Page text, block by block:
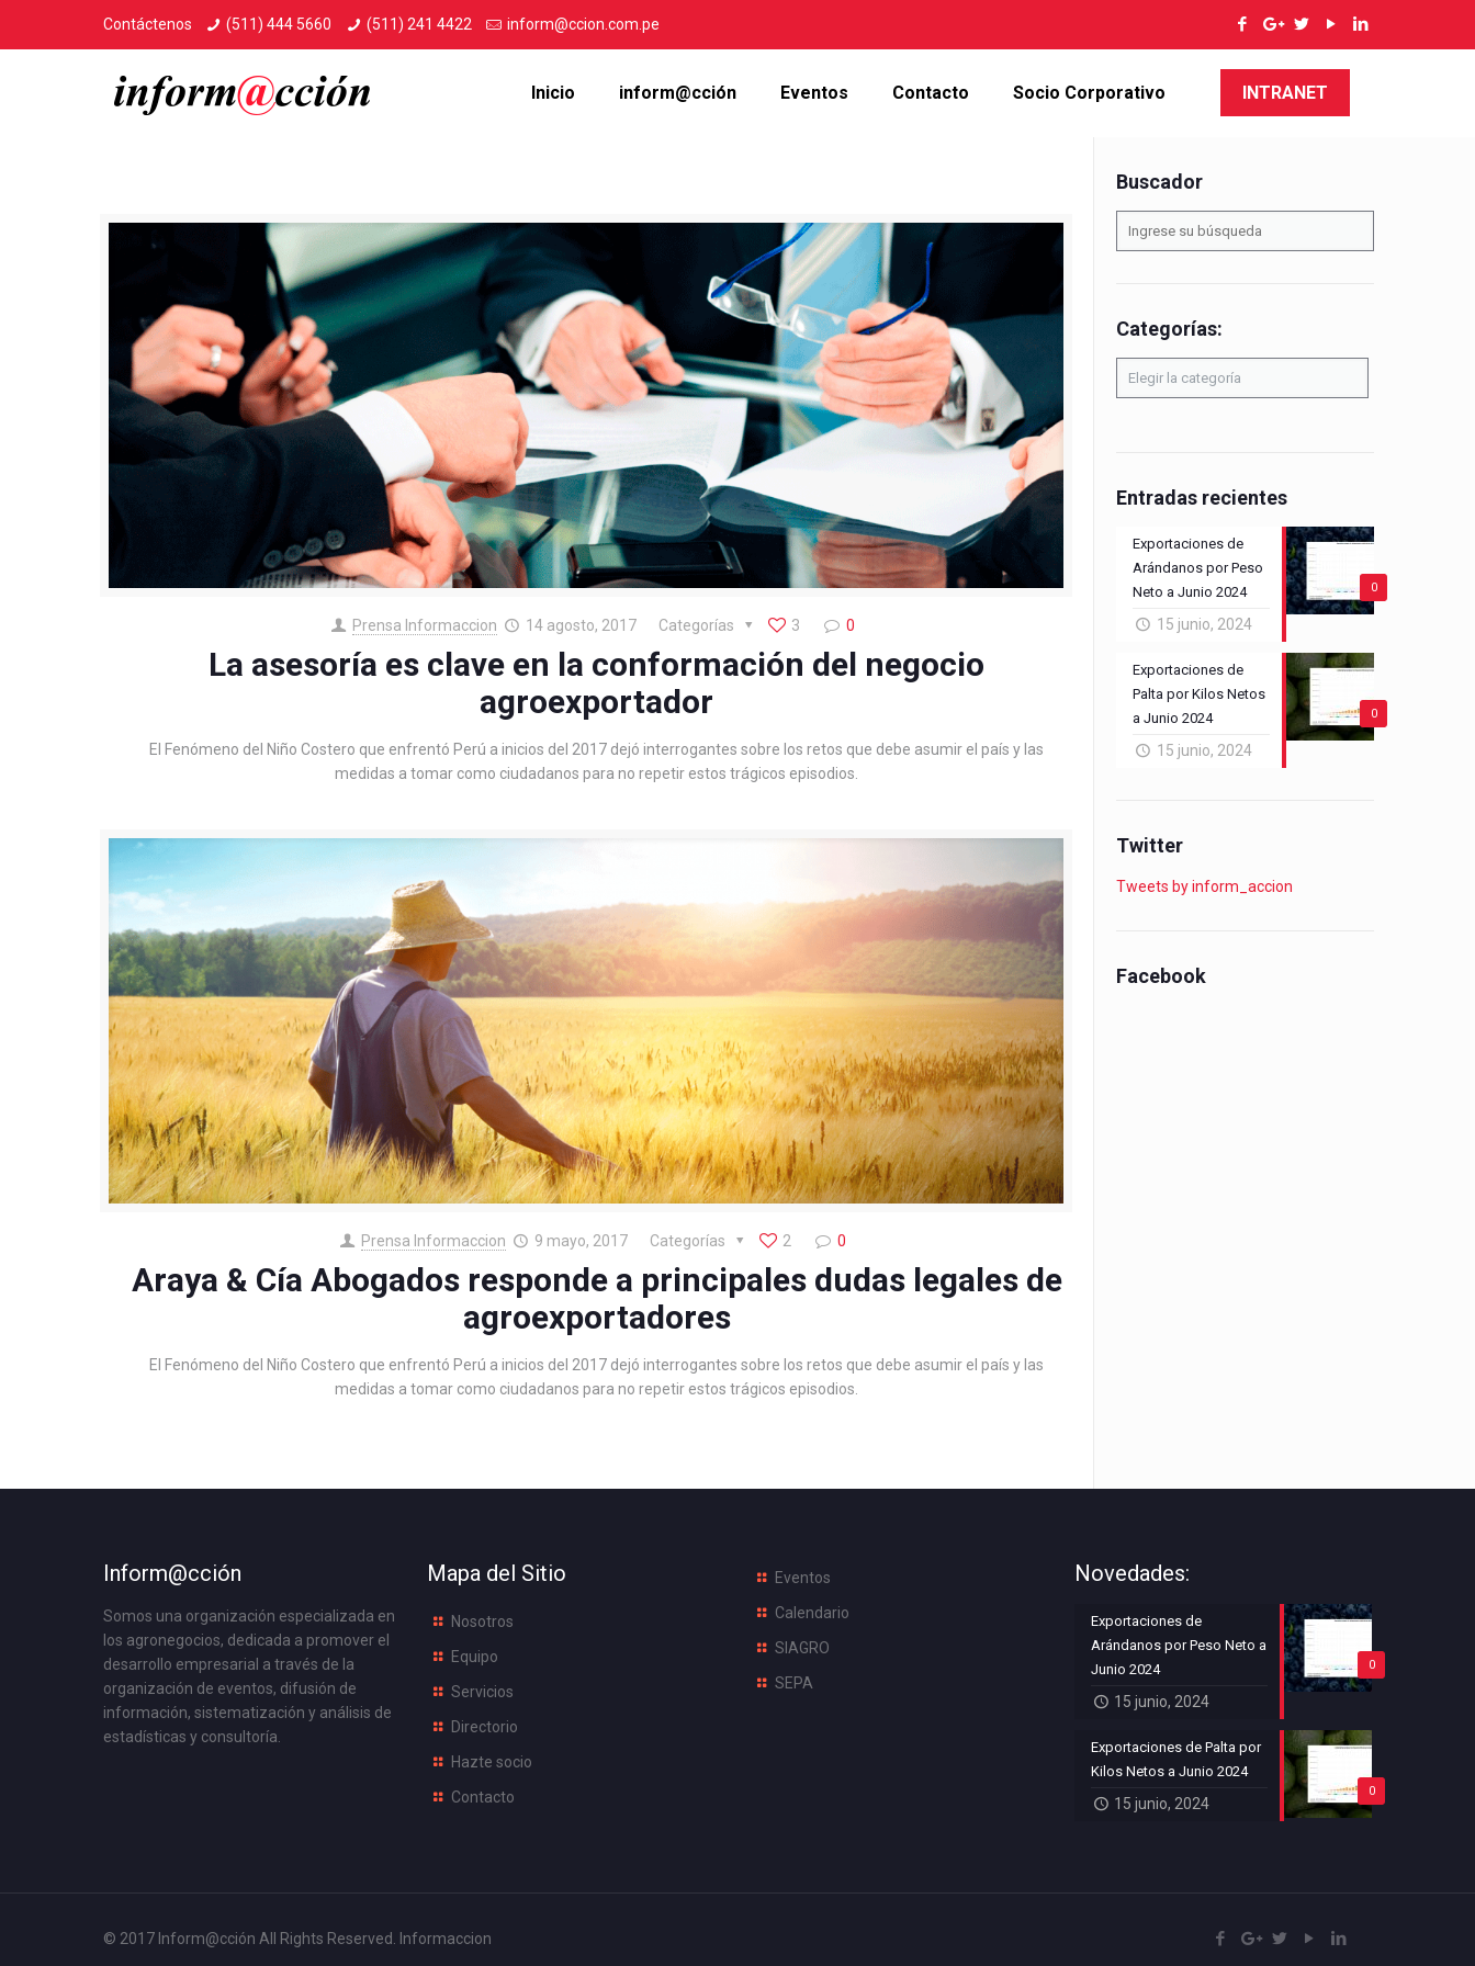
Contáctenos (511) 444 5660 (511) 241 4422 inform@ccion.com.pe
Inicio inform@cción Eventos Contacto Socio Corporativo INTRANET
Prensa Informaccion 14 agosto, 2017 Categorías 3 0
La asesoría es clave en la conformación del negocio
agroexportador
El Fenómeno del Niño Costero que enfrentó Perú a inicios del 2017 dejó interrogantes sobre los retos que debe asumir el país y las
medidas a tomar como ciudadanos para no repetir estos trágicos episodios.
Prensa Informaccion 9 mayo, 2017 Categorías 2 0
Araya & Cía Abogados responde a principales dudas legales de
agroexportadores
El Fenómeno del Niño Costero que enfrentó Perú a inicios del 2017 dejó interrogantes sobre los retos que debe asumir el país y las
medidas a tomar como ciudadanos para no repetir estos trágicos episodios.
Buscador
Categorías:
Categorías:
Entradas recientes
0
Exportaciones de
Arándanos por Peso
Neto a Junio 2024
15 junio, 2024
0
Exportaciones de
Palta por Kilos Netos
a Junio 2024
15 junio, 2024
Twitter
Tweets by inform_accion
Facebook
Inform@cción
Somos una organización especializada en
los agronegocios, dedicada a promover el
desarrollo empresarial a través de la
organización de eventos, difusión de
información, sistematización y análisis de
estadísticas y consultoría.
Mapa del Sitio
Nosotros
Equipo
Servicios
Directorio
Hazte socio
Contacto
Eventos
Calendario
SIAGRO
SEPA
Novedades:
0
Exportaciones de
Arándanos por Peso Neto a
Junio 2024
15 junio, 2024
0
Exportaciones de Palta por
Kilos Netos a Junio 2024
15 junio, 2024
© 2017 Inform@cción All Rights Reserved. Informaccion